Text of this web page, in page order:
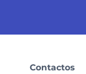
Contactos